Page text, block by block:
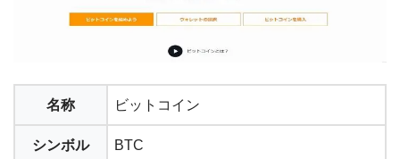
名称 ビットコイン
シンボル BTC